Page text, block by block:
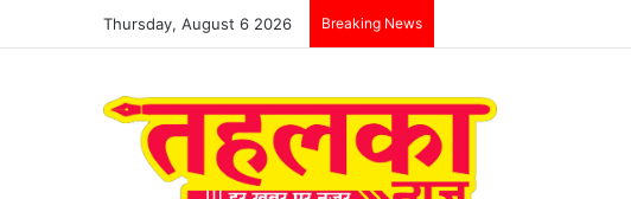
Thursday, August 6 2026 Breaking News